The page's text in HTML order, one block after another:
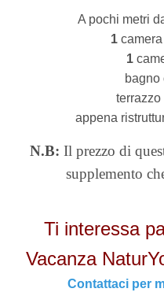
A pochi metri
1
1
bagno
terrazzo
appena
N.B: Il prezzo di
supplemento
Ti interessa
Vacanza
Contattaci per